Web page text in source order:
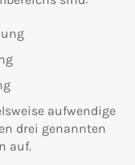
aufwendige
drei genannten
auf.